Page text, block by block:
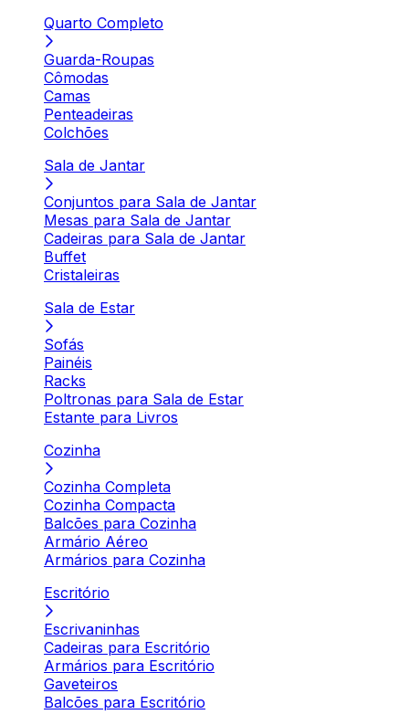
Quarto Completo
Guarda-Roupas
Cômodas
Camas
Penteadeiras
Colchões
Sala de Jantar
Conjuntos para Sala de Jantar
Mesas para Sala de Jantar
Cadeiras para Sala de Jantar
Buffet
Cristaleiras
Sala de Estar
Sofás
Painéis
Racks
Poltronas para Sala de Estar
Estante para Livros
Cozinha
Cozinha Completa
Cozinha Compacta
Balcões para Cozinha
Armário Aéreo
Armários para Cozinha
Escritório
Escrivaninhas
Cadeiras para Escritório
Armários para Escritório
Gaveteiros
Balcões para Escritório